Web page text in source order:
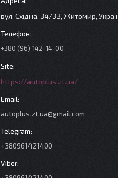
вул. Східна, 34/33, Житомир,
+380 (96) 142-14-00
https://autoplus.zt.ua/
autoplus.zt.ua@gmail.com
+380961421400